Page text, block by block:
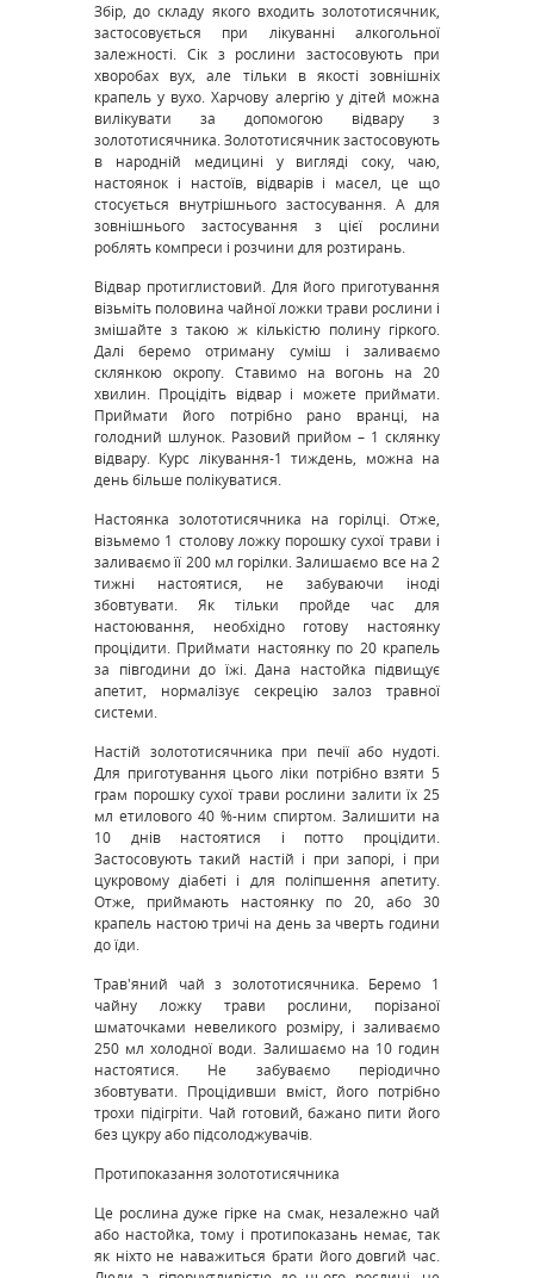
Збір, до складу якого входить золототисячник,
застосовується при лікуванні алкогольної
залежності. Сік з рослини застосовують при
хворобах вух, але тільки в якості зовнішніх
крапель у вухо. Харчову алергію у дітей можна
вилікувати за допомогою відвару з
золототисячника. Золототисячник застосовують
в народній медицині у вигляді соку, чаю,
настоянок і настоїв, відварів і масел, це що
стосується внутрішнього застосування. А для
зовнішнього застосування з цієї рослини
роблять компреси і розчини для розтирань.
Відвар протиглистовий. Для його приготування
візьміть половина чайної ложки трави рослини і
змішайте з такою ж кількістю полину гіркого.
Далі беремо отриману суміш і заливаємо
склянкою окропу. Ставимо на вогонь на 20
хвилин. Процідіть відвар і можете приймати.
Приймати його потрібно рано вранці, на
голодний шлунок. Разовий прийом – 1 склянку
відвару. Курс лікування-1 тиждень, можна на
день більше полікуватися.
Настоянка золототисячника на горілці. Отже,
візьмемо 1 столову ложку порошку сухої трави і
заливаємо її 200 мл горілки. Залишаємо все на 2
тижні настоятися, не забуваючи іноді
збовтувати. Як тільки пройде час для
настоювання, необхідно готову настоянку
процідити. Приймати настоянку по 20 крапель
за півгодини до їжі. Дана настойка підвищує
апетит, нормалізує секрецію залоз травної
системи.
Настій золототисячника при печії або нудоті.
Для приготування цього ліки потрібно взяти 5
грам порошку сухої трави рослини залити їх 25
мл етилового 40 %-ним спиртом. Залишити на
10 днів настоятися і потто процідити.
Застосовують такий настій і при запорі, і при
цукровому діабеті і для поліпшення апетиту.
Отже, приймають настоянку по 20, або 30
крапель настою тричі на день за чверть години
до їди.
Трав'яний чай з золототисячника. Беремо 1
чайну ложку трави рослини, порізаної
шматочками невеликого розміру, і заливаємо
250 мл холодної води. Залишаємо на 10 годин
настоятися. Не забуваємо періодично
збовтувати. Процідивши вміст, його потрібно
трохи підігріти. Чай готовий, бажано пити його
без цукру або підсолоджувачів.
Протипоказання золототисячника
Це рослина дуже гірке на смак, незалежно чай
або настойка, тому і протипоказань немає, так
як ніхто не наважиться брати його довгий час.